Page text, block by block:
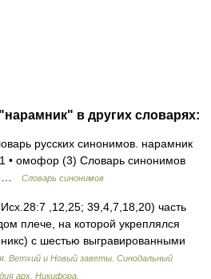
в других словарях:
русских синонимов. нарамник
• омофор (3) Словарь синонимов
…
Словарь синонимов
,12,25; 39,4,7,18,20) часть
плече, на которой укреплялся
с шестью выгравированными
Ветхий и Новый заветы. Синодальный
арх. Никифора.